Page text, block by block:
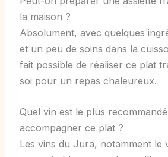
la maison ?
Absolument, avec quelques
et un peu de soins dans la
fait possible de réaliser ce plat
soi pour un repas chaleureux.
Quel vin est le plus
accompagner ce plat ?
Les vins du Jura, notamment le